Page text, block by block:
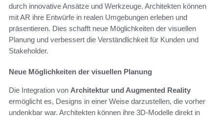
durch innovative Ansätze und Werkzeuge. Architekten können
mit AR ihre Entwürfe in realen Umgebungen erleben und
präsentieren. Dies schafft neue Möglichkeiten der visuellen
Planung und verbessert die Verständlichkeit für Kunden und
Stakeholder.
Neue Möglichkeiten der visuellen Planung
Die Integration von Architektur und Augmented Reality
ermöglicht es, Designs in einer Weise darzustellen, die vorher
undenkbar war. Architekten können ihre 3D-Modelle direkt in